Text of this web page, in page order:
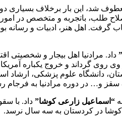
کردستان معطوف شد، این بار برخلاف
طلب، باتجربه و متخصص در امور
گرفت. اهل هنر، ادبیات و
داد. مرادنیا اهل بیجار و شخصیتی
گرداند و خروج یکباره
دانشگاه علوم پزشکی، ارشاد
سقز و… در دوره مرادنیا به فرجام
“اسماعیل زارعی کوشا”
کوشا در کردستان به سه سال نرسد.